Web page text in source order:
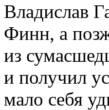
Владислав
Финн, а
из
и получил
мало себя